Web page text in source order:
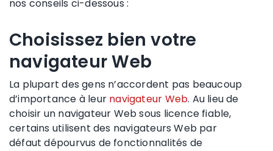
nos conseils ci-dessous :
Choisissez bien votre
navigateur Web
La plupart des gens n’accordent pas beaucoup
d’importance à leur navigateur Web. Au lieu de
choisir un navigateur Web sous licence fiable,
certains utilisent des navigateurs Web par
défaut dépourvus de fonctionnalités de